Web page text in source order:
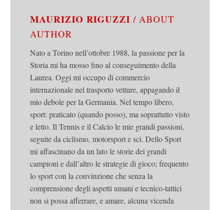
MAURIZIO RIGUZZI/ ABOUT
AUTHOR
Nato a Torino nell’ottobre 1988, la passione per la
Storia mi ha mosso fino al conseguimento della
Laurea. Oggi mi occupo di commercio
internazionale nel trasporto vetture, appagando il
mio debole per la Germania. Nel tempo libero,
sport: praticato (quando posso), ma soprattutto visto
e letto. Il Tennis e il Calcio le mie grandi passioni,
seguite da ciclismo, motorsport e sci. Dello Sport
mi affascinano da un lato le storie dei grandi
campioni e dall’altro le strategie di gioco; frequento
lo sport con la convinzione che senza la
comprensione degli aspetti umani e tecnico-tattici
non si possa afferrare, e amare, alcuna vicenda